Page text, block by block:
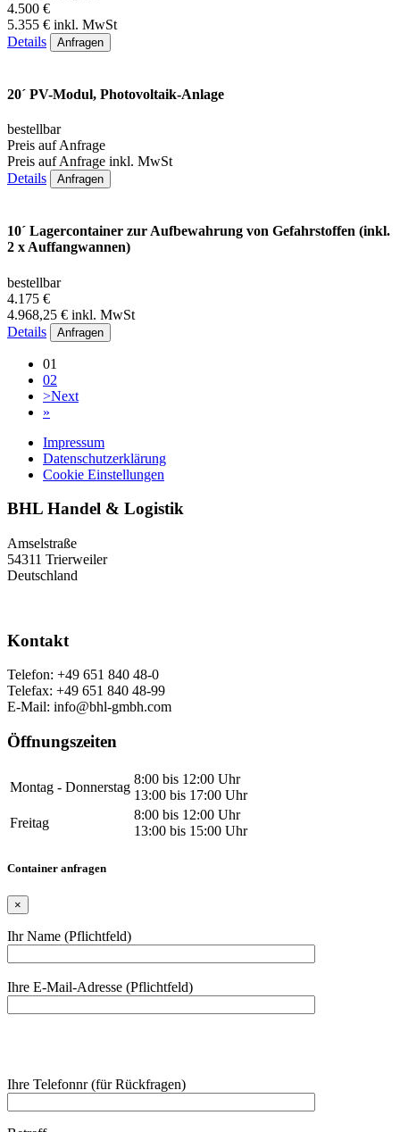
4.500 €
5.355 € inkl. MwSt
Details
Anfragen
20´ PV-Modul, Photovoltaik-Anlage
bestellbar
Preis auf Anfrage
Preis auf Anfrage inkl. MwSt
Details
Anfragen
10´ Lagercontainer zur Aufbewahrung von Gefahrstoffen (inkl.
2 x Auffangwannen)
bestellbar
4.175 €
4.968,25 € inkl. MwSt
Details
Anfragen
01
02
>Next
»
Impressum
Datenschutzerklärung
Cookie Einstellungen
BHL Handel & Logistik
Amselstraße
54311 Trierweiler
Deutschland
Kontakt
Telefon: +49 651 840 48-0
Telefax: +49 651 840 48-99
E-Mail: info@bhl-gmbh.com
Öffnungszeiten
Montag - Donnerstag
8:00 bis 12:00 Uhr
13:00 bis 17:00 Uhr
Freitag
8:00 bis 12:00 Uhr
13:00 bis 15:00 Uhr
Container anfragen
×
Ihr Name (Pflichtfeld)
lasse
Ihre E-Mail-Adresse (Pflichtfeld)
Ihre Telefonnr (für Rückfragen)